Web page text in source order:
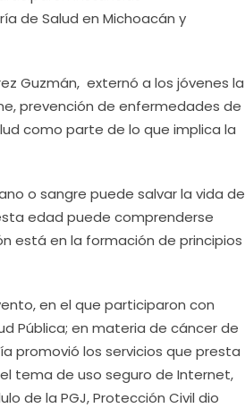
de Salud en Michoacán y
Guzmán, externó a los jóvenes la
prevención de enfermedades de
como parte de lo que implica la
o sangre puede salvar la vida de
edad puede comprenderse
está en la formación de principios
en el que participaron con
Pública; en materia de cáncer de
promovió los servicios que presta
tema de uso seguro de Internet,
de la PGJ, Protección Civil dio